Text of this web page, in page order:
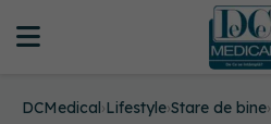
DCMedical›Lifestyle›Stare de bine›